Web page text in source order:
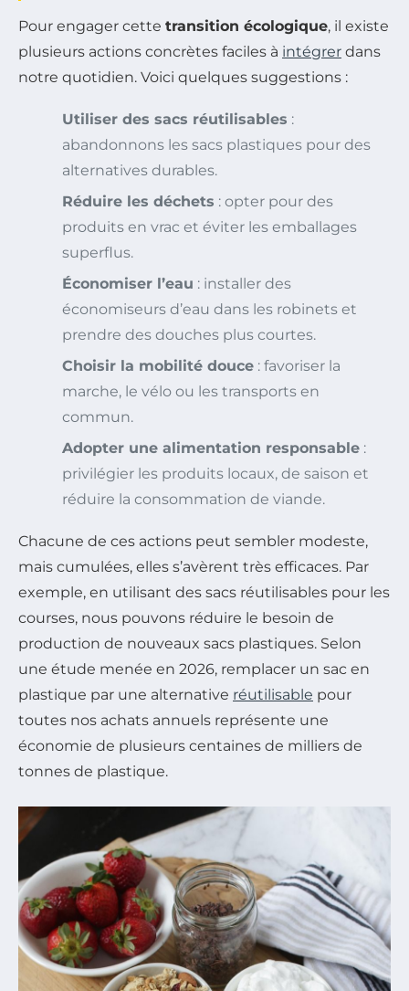
Pour engager cette transition écologique, il existe
plusieurs actions concrètes faciles à intégrer dans
notre quotidien. Voici quelques suggestions :
Utiliser des sacs réutilisables :
abandonnons les sacs plastiques pour des
alternatives durables.
Réduire les déchets : opter pour des
produits en vrac et éviter les emballages
superflus.
Économiser l’eau : installer des
économiseurs d’eau dans les robinets et
prendre des douches plus courtes.
Choisir la mobilité douce : favoriser la
marche, le vélo ou les transports en
commun.
Adopter une alimentation responsable :
privilégier les produits locaux, de saison et
réduire la consommation de viande.
Chacune de ces actions peut sembler modeste,
mais cumulées, elles s’avèrent très efficaces. Par
exemple, en utilisant des sacs réutilisables pour les
courses, nous pouvons réduire le besoin de
production de nouveaux sacs plastiques. Selon
une étude menée en 2026, remplacer un sac en
plastique par une alternative réutilisable pour
toutes nos achats annuels représente une
économie de plusieurs centaines de milliers de
tonnes de plastique.